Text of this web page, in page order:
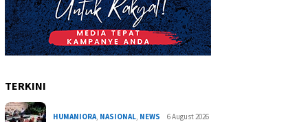
TERKINI
HUMANIORA NASIONAL NEWS 6 August 2026